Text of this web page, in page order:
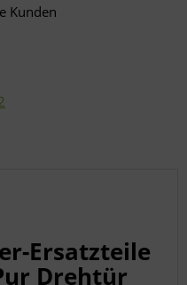
Kunden
Ersatzteile
Drehtür